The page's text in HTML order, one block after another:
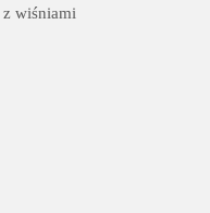
z wiśniami